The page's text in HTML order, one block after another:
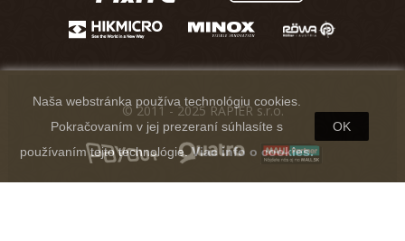
Naša webstránka používa technológiu cookies.
Pokračovaním v jej prezeraní súhlasíte s
používaním tejto technológie.Viac info o cookies.
OK
© 2011 - 2025 RAPIER s.r.o.